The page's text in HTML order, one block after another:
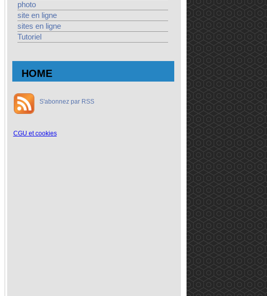
photo
site en ligne
sites en ligne
Tutoriel
HOME
S'abonnez par RSS
CGU et cookies